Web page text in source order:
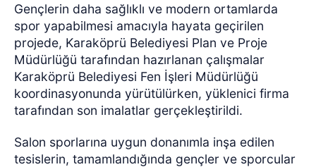
Gençlerin daha sağlıklı ve modern ortamlarda
spor yapabilmesi amacıyla hayata geçirilen
projede, Karaköprü Belediyesi Plan ve Proje
Müdürlüğü tarafından hazırlanan çalışmalar
Karaköprü Belediyesi Fen İşleri Müdürlüğü
koordinasyonunda yürütülürken, yüklenici firma
tarafından son imalatlar gerçekleştirildi.
Salon sporlarına uygun donanımla inşa edilen
tesislerin, tamamlandığında gençler ve sporcular